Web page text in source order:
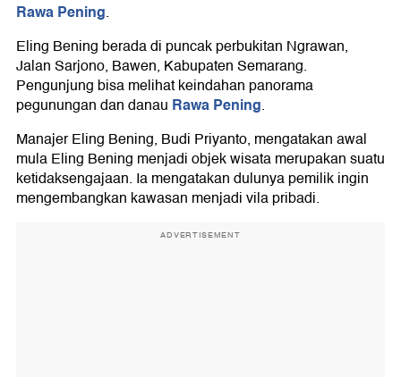
Rawa Pening.
Eling Bening berada di puncak perbukitan Ngrawan,
Jalan Sarjono, Bawen, Kabupaten Semarang.
Pengunjung bisa melihat keindahan panorama
pegunungan dan danau Rawa Pening.
Manajer Eling Bening, Budi Priyanto, mengatakan awal
mula Eling Bening menjadi objek wisata merupakan suatu
ketidaksengajaan. Ia mengatakan dulunya pemilik ingin
mengembangkan kawasan menjadi vila pribadi.
ADVERTISEMENT